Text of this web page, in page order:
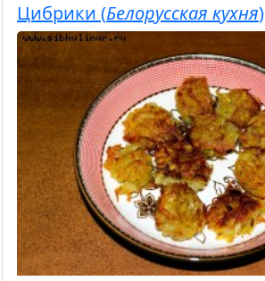
Цибрики (Белорусская кухня)